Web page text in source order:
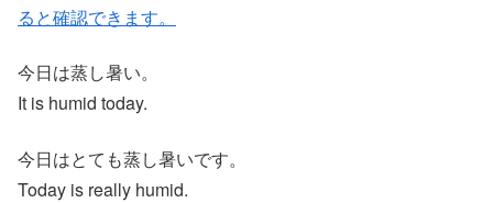
ると確認できます。
今日は蒸し暑い。
It is humid today.
今日はとても蒸し暑いです。
Today is really humid.